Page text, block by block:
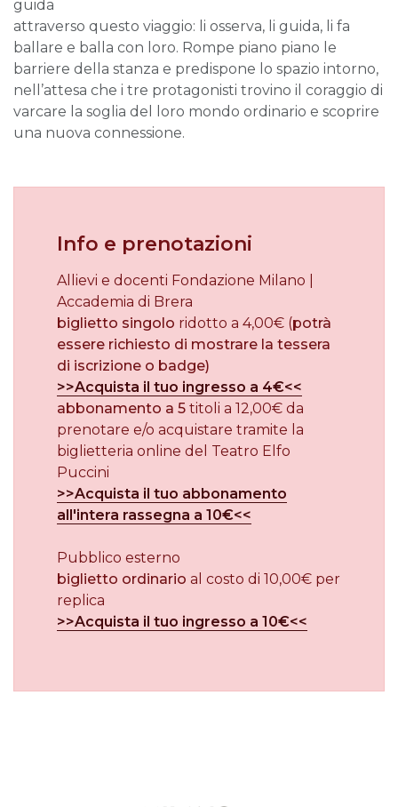
guida
attraverso questo viaggio: li osserva, li guida, li fa
ballare e balla con loro. Rompe piano piano le
barriere della stanza e predispone lo spazio intorno,
nell’attesa che i tre protagonisti trovino il coraggio di
varcare la soglia del loro mondo ordinario e scoprire
una nuova connessione.
Info e prenotazioni
Allievi e docenti Fondazione Milano |
Accademia di Brera
biglietto singolo ridotto a 4,00€ (potrà
essere richiesto di mostrare la tessera
di iscrizione o badge)
>>Acquista il tuo ingresso a 4€<<
abbonamento a 5 titoli a 12,00€ da
prenotare e/o acquistare tramite la
biglietteria online del Teatro Elfo
Puccini
>>Acquista il tuo abbonamento
all'intera rassegna a 10€<<
Pubblico esterno
biglietto ordinario al costo di 10,00€ per
replica
>>Acquista il tuo ingresso a 10€<<